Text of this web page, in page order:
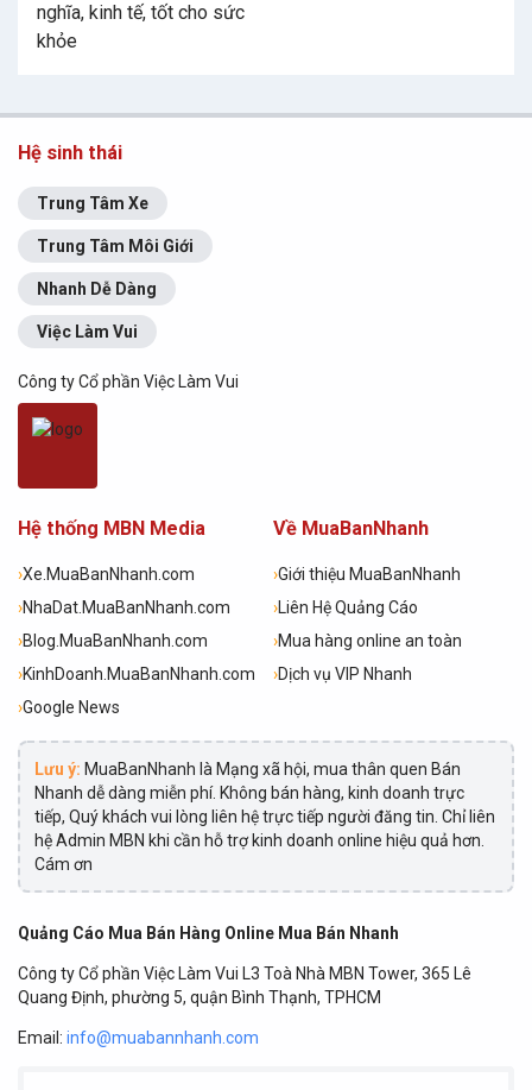
nghĩa, kinh tế, tốt cho sức
khỏe
Hệ sinh thái
Trung Tâm Xe
Trung Tâm Môi Giới
Nhanh Dễ Dàng
Việc Làm Vui
Công ty Cổ phần Việc Làm Vui
Hệ thống MBN Media
›Xe.MuaBanNhanh.com
›NhaDat.MuaBanNhanh.com
›Blog.MuaBanNhanh.com
›KinhDoanh.MuaBanNhanh.com
›Google News
Về MuaBanNhanh
›Giới thiệu MuaBanNhanh
›Liên Hệ Quảng Cáo
›Mua hàng online an toàn
›Dịch vụ VIP Nhanh
Lưu ý: MuaBanNhanh là Mạng xã hội, mua thân quen Bán
Nhanh dễ dàng miễn phí. Không bán hàng, kinh doanh trực
tiếp, Quý khách vui lòng liên hệ trực tiếp người đăng tin. Chỉ liên
hệ Admin MBN khi cần hỗ trợ kinh doanh online hiệu quả hơn.
Cám ơn
Quảng Cáo Mua Bán Hàng Online Mua Bán Nhanh
Công ty Cổ phần Việc Làm Vui L3 Toà Nhà MBN Tower, 365 Lê
Quang Định, phường 5, quận Bình Thạnh, TPHCM
Email: info@muabannhanh.com